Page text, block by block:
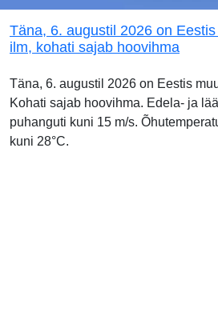
Täna, 6. augustil 2026 on
ilm, kohati sajab hoovihma
Täna, 6. augustil 2026 on Eestis
Kohati sajab hoovihma. Edela- ja
puhanguti kuni 15 m/s.
kuni 28°C.